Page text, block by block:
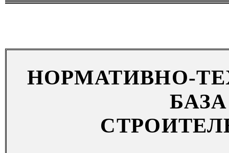
НОРМАТИВНО-
БАЗА